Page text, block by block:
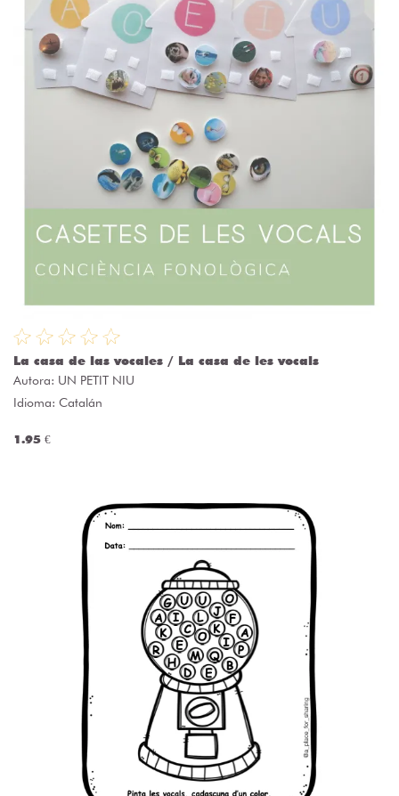
La casa de las vocales / La casa de les vocals
Autora: UN PETIT NIU
Idioma: Catalán
1.95 €